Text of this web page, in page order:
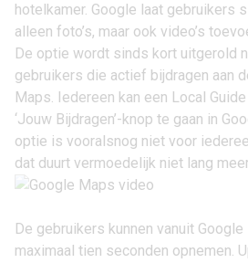
hotelkamer. Google laat gebruikers
alleen foto’s, maar ook video’s
De optie wordt sinds kort uitgerold
gebruikers die actief bijdragen aan
Maps. Iedereen kan een Local
‘Jouw Bijdragen’-knop te gaan in
optie is vooralsnog niet voor
dat duurt vermoedelijk niet lang
De gebruikers kunnen vanuit Google
maximaal tien seconden opnemen.